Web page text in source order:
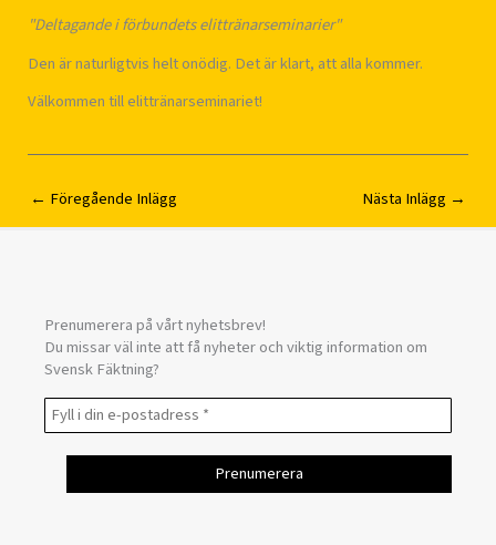
"Deltagande i förbundets elittränarseminarier"
Den är naturligtvis helt onödig. Det är klart, att alla kommer.
Välkommen till elittränarseminariet!
← Föregående Inlägg Nästa Inlägg →
Prenumerera på vårt nyhetsbrev!
Du missar väl inte att få nyheter och viktig information om
Svensk Fäktning?